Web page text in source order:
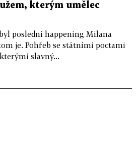
kterým umělec
poslední happening Milana
je. Pohřeb se státními poctami
slavný...